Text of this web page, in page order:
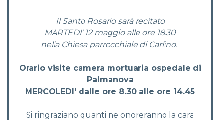
Il Santo Rosario sarà recitato
MARTEDI' 12 maggio alle ore 18.30
nella Chiesa parrocchiale di Carlino.
Orario visite camera mortuaria ospedale di
Palmanova
MERCOLEDI' dalle ore 8.30 alle ore 14.45
Si ringraziano quanti ne onoreranno la cara